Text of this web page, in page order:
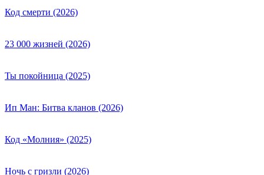
Код смерти (2026)
23 000 жизней (2026)
Ты покойница (2025)
Ип Ман: Битва кланов (2026)
Код «Молния» (2025)
Ночь с гризли (2026)